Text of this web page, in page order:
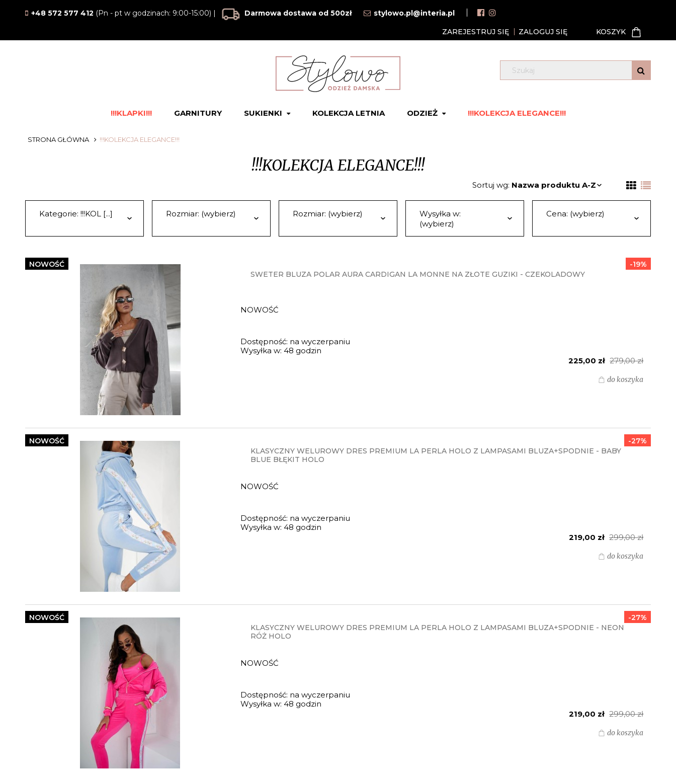
+48 572 577 412 (Pn - pt w godzinach: 9:00-15:00) | Darmowa dostawa od 500zł stylowo.pl@interia.pl
ZAREJESTRUJ SIĘ ZALOGUJ SIĘ
!!!KLAPKI!!! GARNITURY SUKIENKI KOLEKCJA LETNIA ODZIEŻ !!!KOLEKCJA ELEGANCE!!!
STRONA GŁÓWNA !!!KOLEKCJA ELEGANCE!!!
!!!KOLEKCJA ELEGANCE!!!
Sortuj wg: Nazwa produktu A-Z
Kategorie: !!!KOL [...] Rozmiar: (wybierz) Rozmiar: (wybierz)
Wysyłka w:
(wybierz)
Cena: (wybierz)
SWETER BLUZA POLAR AURA CARDIGAN LA MONNE NA ZŁOTE GUZIKI - CZEKOLADOWY
NOWOŚĆ
Dostępność: na wyczerpaniu
Wysyłka w: 48 godzin
225,00 zł 279,00 zł
do koszyka
-19%
NOWOŚĆ
KLASYCZNY WELUROWY DRES PREMIUM LA PERLA HOLO Z LAMPASAMI BLUZA+SPODNIE - BABY
BLUE BŁĘKIT HOLO
NOWOŚĆ
Dostępność: na wyczerpaniu
Wysyłka w: 48 godzin
219,00 zł 299,00 zł
do koszyka
-27%
NOWOŚĆ
KLASYCZNY WELUROWY DRES PREMIUM LA PERLA HOLO Z LAMPASAMI BLUZA+SPODNIE - NEON
RÓŻ HOLO
NOWOŚĆ
Dostępność: na wyczerpaniu
Wysyłka w: 48 godzin
219,00 zł 299,00 zł
do koszyka
-27%
NOWOŚĆ